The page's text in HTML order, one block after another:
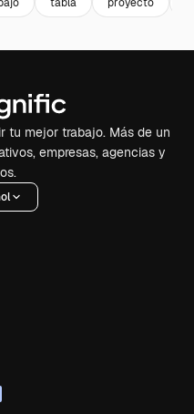
tu mejor trabajo. Más de un
empresas, agencias y